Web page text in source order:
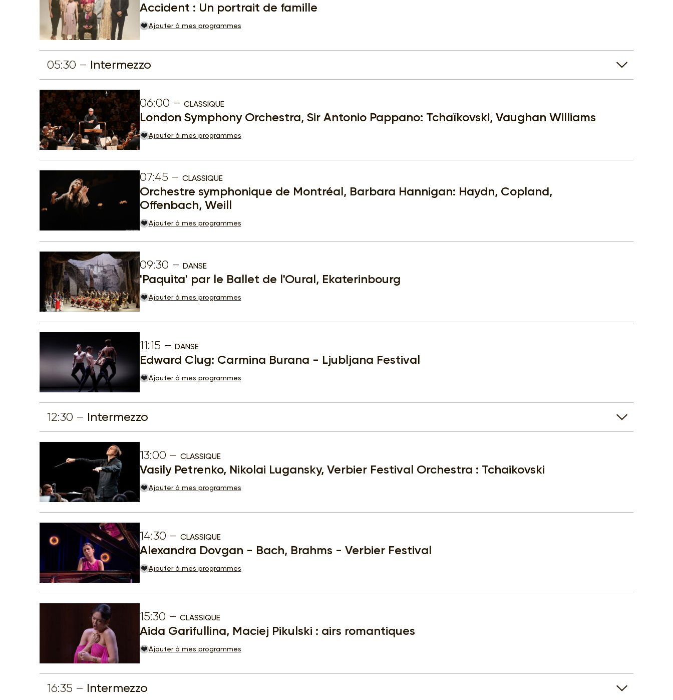
Accident : Un portrait de famille
Ajouter à mes programmes
05:30 Intermezzo
06:00 CLASSIQUE
London Symphony Orchestra, Sir Antonio Pappano: Tchaïkovski, Vaughan Williams
Ajouter à mes programmes
07:45 CLASSIQUE
Orchestre symphonique de Montréal, Barbara Hannigan: Haydn, Copland,
Offenbach, Weill
Ajouter à mes programmes
09:30 DANSE
'Paquita' par le Ballet de l'Oural, Ekaterinbourg
Ajouter à mes programmes
11:15 DANSE
Edward Clug: Carmina Burana - Ljubljana Festival
Ajouter à mes programmes
12:30 Intermezzo
13:00 CLASSIQUE
Vasily Petrenko, Nikolai Lugansky, Verbier Festival Orchestra : Tchaikovski
Ajouter à mes programmes
14:30 CLASSIQUE
Alexandra Dovgan - Bach, Brahms - Verbier Festival
Ajouter à mes programmes
15:30 CLASSIQUE
Aida Garifullina, Maciej Pikulski : airs romantiques
Ajouter à mes programmes
16:35 Intermezzo